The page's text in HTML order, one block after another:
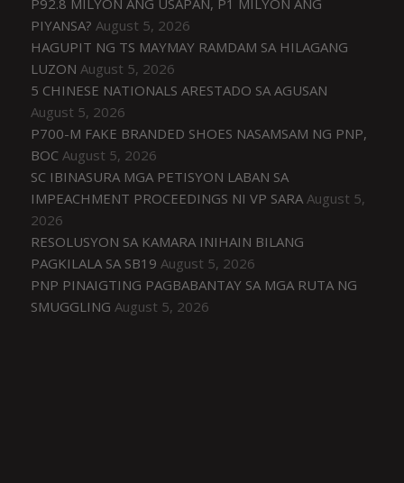
PIYANSA? August 5, 2026
HAGUPIT NG TS MAYMAY RAMDAM SA HILAGANG
LUZON August 5, 2026
5 CHINESE NATIONALS ARESTADO SA AGUSAN
August 5, 2026
P700-M FAKE BRANDED SHOES NASAMSAM NG PNP,
BOC August 5, 2026
SC IBINASURA MGA PETISYON LABAN SA
IMPEACHMENT PROCEEDINGS NI VP SARA August 5,
2026
RESOLUSYON SA KAMARA INIHAIN BILANG
PAGKILALA SA SB19 August 5, 2026
PNP PINAIGTING PAGBABANTAY SA MGA RUTA NG
SMUGGLING August 5, 2026